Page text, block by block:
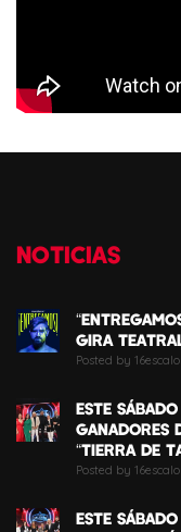
NOTICIAS
GIRA
Posted by
ESTE
GANADORES
“TIERRA DE
Posted by
ESTE